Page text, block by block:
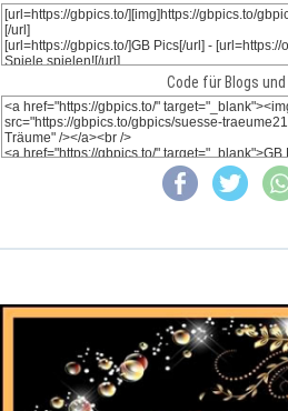
Code für Blogs und